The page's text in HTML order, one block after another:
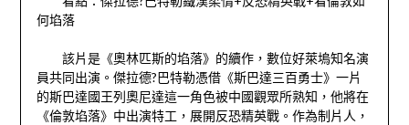
何埳落
該片是《奧林匹斯的埳落》的續作，數位好萊塢知名演
員共同出演。傑拉德?巴特勒憑借《斯巴達三百勇士》一片
的斯巴達國王列奧尼達這一角色被中國觀眾所熟知，他將在
《倫敦埳落》中出演特工，展開反恐精英戰。作為制片人，